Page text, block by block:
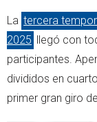
t
t
e
r
a
t
s
p
p
La tercera
2025
llegó con
participantes.
divididos en
primer gran giro